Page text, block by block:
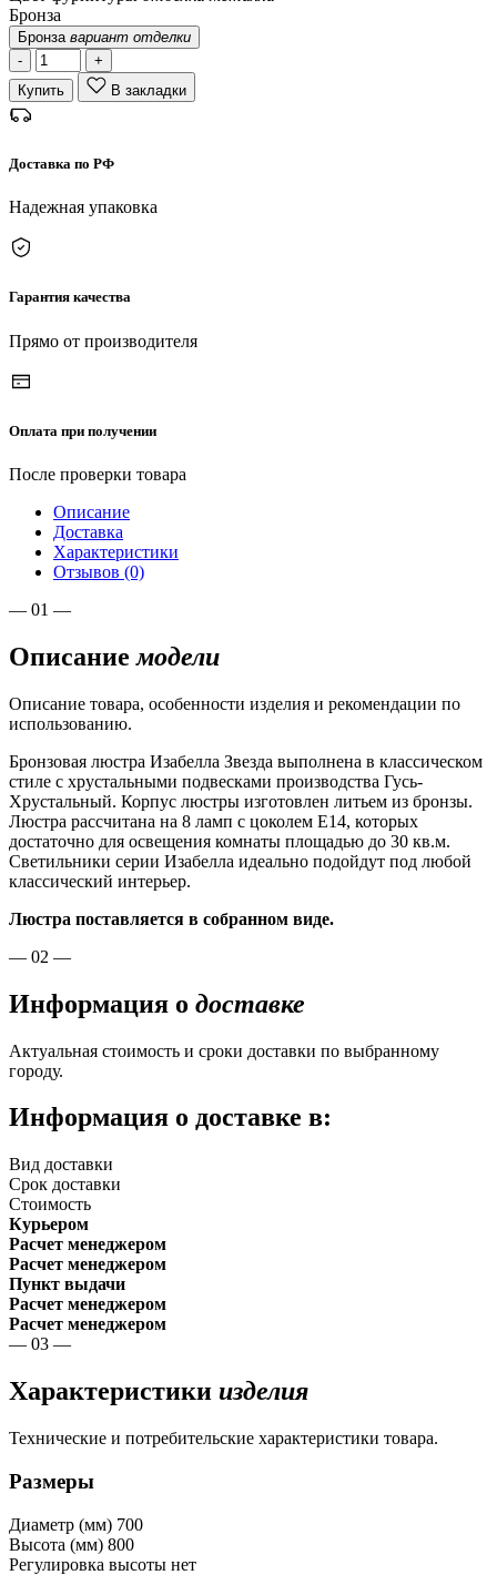
Бронза
Бронза вариант отделки
-
+
Купить
В закладки
Доставка по РФ
Надежная упаковка
Гарантия качества
Прямо от производителя
Оплата при получении
После проверки товара
Описание
Доставка
Характеристики
Отзывов (0)
— 01 —
Описаниемодели
Описание товара, особенности изделия и рекомендации по
использованию.
Бронзовая люстра Изабелла Звезда выполнена в классическом
стиле с хрустальными подвесками производства Гусь-
Хрустальный. Корпус люстры изготовлен литьем из бронзы.
Люстра рассчитана на 8 ламп с цоколем Е14, которых
достаточно для освещения комнаты площадью до 30 кв.м.
Светильники серии Изабелла идеально подойдут под любой
классический интерьер.
Люстра поставляется в собранном виде.
— 02 —
Информация о доставке
Актуальная стоимость и сроки доставки по выбранному
городу.
Информация о доставке в:
Вид доставки
Срок доставки
Стоимость
Курьером
Расчет менеджером
Расчет менеджером
Пункт выдачи
Расчет менеджером
Расчет менеджером
— 03 —
Характеристики изделия
Технические и потребительские характеристики товара.
Размеры
Диаметр (мм) 700
Высота (мм) 800
Регулировка высоты нет